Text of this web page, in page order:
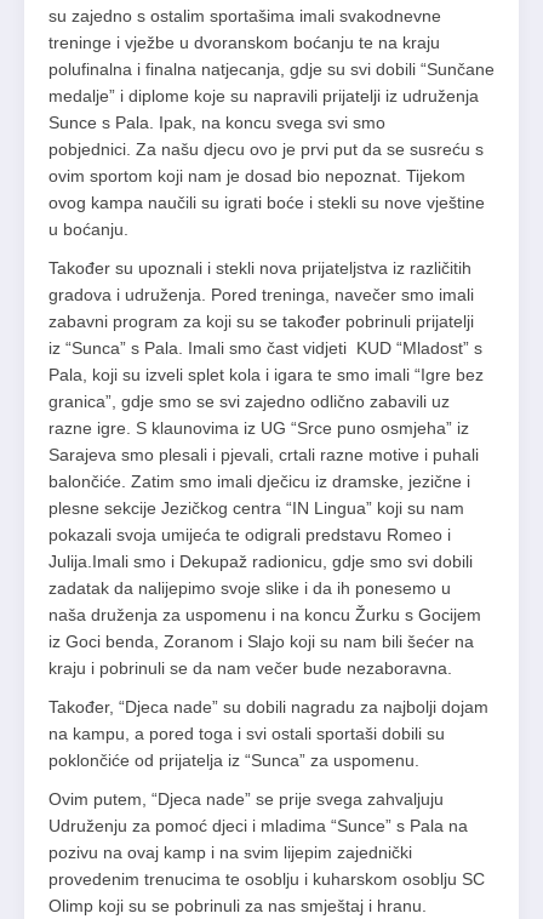
su zajedno s ostalim sportašima imali svakodnevne
treninge i vježbe u dvoranskom boćanju te na kraju
polufinalna i finalna natjecanja, gdje su svi dobili “Sunčane
medalje” i diplome koje su napravili prijatelji iz udruženja
Sunce s Pala. Ipak, na koncu svega svi smo
pobjednici. Za našu djecu ovo je prvi put da se susreću s
ovim sportom koji nam je dosad bio nepoznat. Tijekom
ovog kampa naučili su igrati boće i stekli su nove vještine
u boćanju.
Također su upoznali i stekli nova prijateljstva iz različitih
gradova i udruženja. Pored treninga, navečer smo imali
zabavni program za koji su se također pobrinuli prijatelji
iz “Sunca” s Pala. Imali smo čast vidjeti KUD “Mladost” s
Pala, koji su izveli splet kola i igara te smo imali “Igre bez
granica”, gdje smo se svi zajedno odlično zabavili uz
razne igre. S klaunovima iz UG “Srce puno osmjeha” iz
Sarajeva smo plesali i pjevali, crtali razne motive i puhali
balončiće. Zatim smo imali dječicu iz dramske, jezične i
plesne sekcije Jezičkog centra “IN Lingua” koji su nam
pokazali svoja umijeća te odigrali predstavu Romeo i
Julija.Imali smo i Dekupaž radionicu, gdje smo svi dobili
zadatak da nalijepimo svoje slike i da ih ponesemo u
naša druženja za uspomenu i na koncu Žurku s Gocijem
iz Goci benda, Zoranom i Slajo koji su nam bili šećer na
kraju i pobrinuli se da nam večer bude nezaboravna.
Također, “Djeca nade” su dobili nagradu za najbolji dojam
na kampu, a pored toga i svi ostali sportaši dobili su
poklončiće od prijatelja iz “Sunca” za uspomenu.
Ovim putem, “Djeca nade” se prije svega zahvaljuju
Udruženju za pomoć djeci i mladima “Sunce” s Pala na
pozivu na ovaj kamp i na svim lijepim zajednički
provedenim trenucima te osoblju i kuharskom osoblju SC
Olimp koji su se pobrinuli za nas smještaj i hranu.